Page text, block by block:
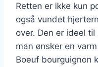
Retten er ikke kun
også vundet
over. Den er ideel
man ønsker en
Boeuf bourguignon